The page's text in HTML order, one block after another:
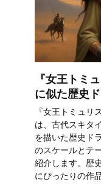
『女王トミ
に似た歴史
『女王トミュリ
は、古代スキタ
を描いた歴史ド
のスケールとテ
紹介します。歴
にぴったりの作